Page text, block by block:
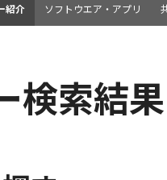
紹介 ソフトウエア・アプリ
検索結果